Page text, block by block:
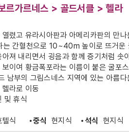
르가르네스 > 골드서클 > 헬라
렸고 유라시아판과 아메리카판의 만
간혈천으로 10~40m 높이로 뜨거운
져 내리면서 굉음과 함께 증기처럼
이여 황금폭포라는 이름이 붙은 굴포스
남부의 그림스네스 지역에 있는 아름
라로 이동
및 휴식
텔식 •중식 현지식 •석식 현지식